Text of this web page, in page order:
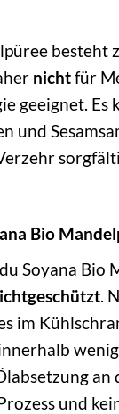
besteht
nichtfür
geeignet. Es
und
Bio
Soyana Bio
.
im
an
und